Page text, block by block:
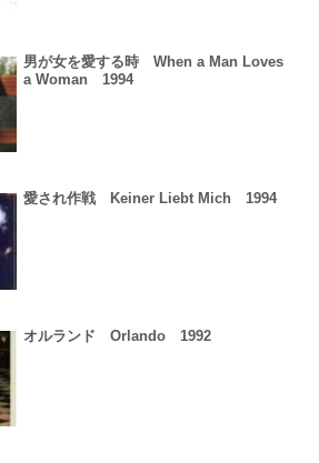
男が女を愛する時 When a Man Loves
a Woman 1994
愛され作戦 Keiner Liebt Mich 1994
オルランド Orlando 1992